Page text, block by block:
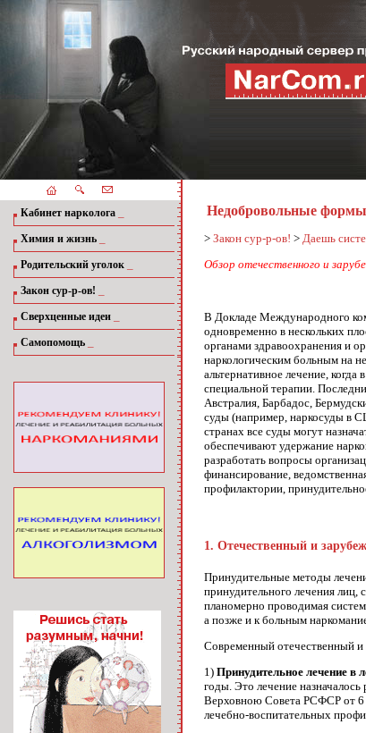
Кабинет нарколога
Химия и жизнь
Родительский уголок
Закон сур-р-ов!
Сверхценные идеи
Самопомощь
Недобровольные
> Закон сур-р-ов! > Даешь
Обзор отечественного и
В Докладе Международного
одновременно в нескольких
органами здравоохранения и
наркологическим больным на
альтернативное лечение,
специальной терапии.
Австралия, Барбадос,
суды (например, наркосуды в
странах все суды могут
обеспечивают удержание
разработать вопросы
финансирование,
профилактории,
1. Отечественный и
Принудительные методы
принудительного лечения
планомерно проводимая
а позже и к больным
Современный отечественный и
1) Принудительное лечение
годы. Это лечение
Верховною Совета РСФСР от 6
лечебно-воспитательных